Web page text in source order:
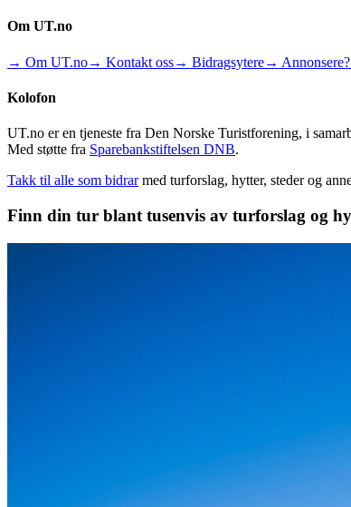
Om UT.no
→ Om UT.no→ Kontakt oss→ Bidragsytere→ Annonsere?
Kolofon
UT.no er en tjeneste fra Den Norske Turistforening, i
Med støtte fra Sparebankstiftelsen DNB.
Takk til alle som bidrar med turforslag, hytter, steder og
Finn din tur blant tusenvis av turforslag og